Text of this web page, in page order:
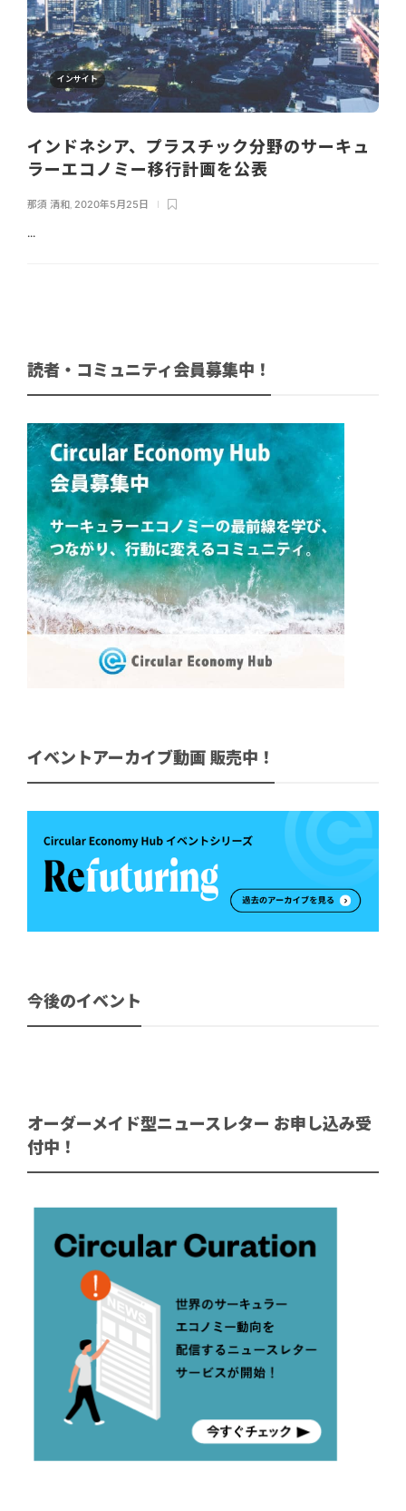
インサイト
インドネシア、プラスチック分野のサーキュ
ラーエコノミー移行計画を公表
那須 清和 2020年5月25日
...
読者・コミュニティ会員募集中！
イベントアーカイブ動画 販売中！
今後のイベント
オーダーメイド型ニュースレター お申し込み受
付中！